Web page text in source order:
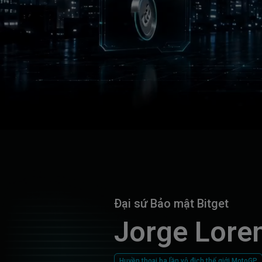
Đại sứ Bảo mật Bitget
Jorge